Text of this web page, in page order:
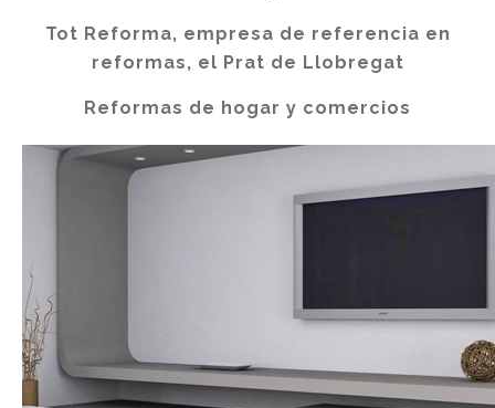
Tot Reforma, empresa de referencia en
reformas, el Prat de Llobregat
Reformas de hogar y comercios